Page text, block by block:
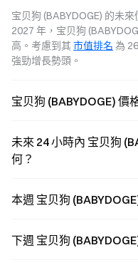
confidence and
promote value
enhancement.
宝贝狗 (BABYDOGE) 的未
2027 年，宝贝狗
高。考慮到其 市值排名 為
強勁增長勢頭。
宝贝狗 (BABYDOGE) 價
未來 24 小時內 宝贝狗
何？
本週 宝贝狗
下週 宝贝狗